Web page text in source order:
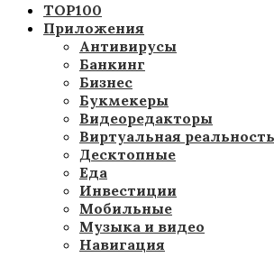
TOP100
Приложения
Антивирусы
Банкинг
Бизнес
Букмекеры
Видеоредакторы
Виртуальная реальность
Десктопные
Еда
Инвестиции
Мобильные
Музыка и видео
Навигация